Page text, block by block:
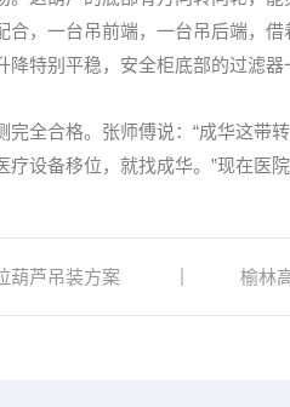
合，一台吊前端，一台吊后端，
特别平稳，安全柜底部的过滤器
全合格。张师傅说：“成华这带
设备移位，就找成华。”现在医
葫芦吊装方案 榆林